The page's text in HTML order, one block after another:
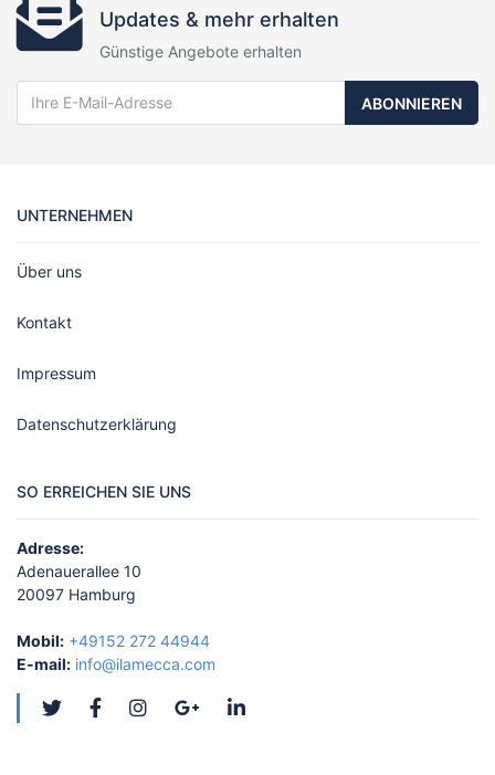
Updates & mehr erhalten
Günstige Angebote erhalten
ABONNIEREN
UNTERNEHMEN
Über uns
Kontakt
Impressum
Datenschutzerklärung
SO ERREICHEN SIE UNS
Adresse:
Adenauerallee 10
20097 Hamburg
Mobil: +49152 272 44944
E-mail: info@ilamecca.com